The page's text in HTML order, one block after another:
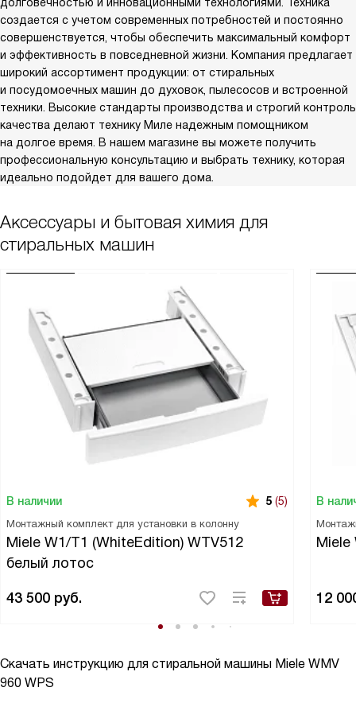
создается с учетом современных потребностей и постоянно
совершенствуется, чтобы обеспечить максимальный комфорт
и эффективность в повседневной жизни. Компания предлагает
широкий ассортимент продукции: от стиральных
и посудомоечных машин до духовок, пылесосов и встроенной
техники. Высокие стандарты производства и строгий контроль
качества делают технику Миле надежным помощником
на долгое время. В нашем магазине вы можете получить
профессиональную консультацию и выбрать технику, которая
идеально подойдет для вашего дома.
Аксессуары и бытовая химия для
стиральных машин
В наличии 5 (5)
Монтажный комплект для установки в колонну
Miele W1/T1 (WhiteEdition) WTV512
белый лотос
43 500 руб.
В
Miele
12
Скачать инструкцию для стиральной машины Miele WMV
960 WPS